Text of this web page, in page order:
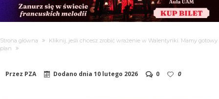
Strona główna
Kliknij, jeśli chcesz zrobić wrażenie w Walentynki. Mamy gotowy
plan
Przez PZA Dodano dnia10 lutego 2026 0 0